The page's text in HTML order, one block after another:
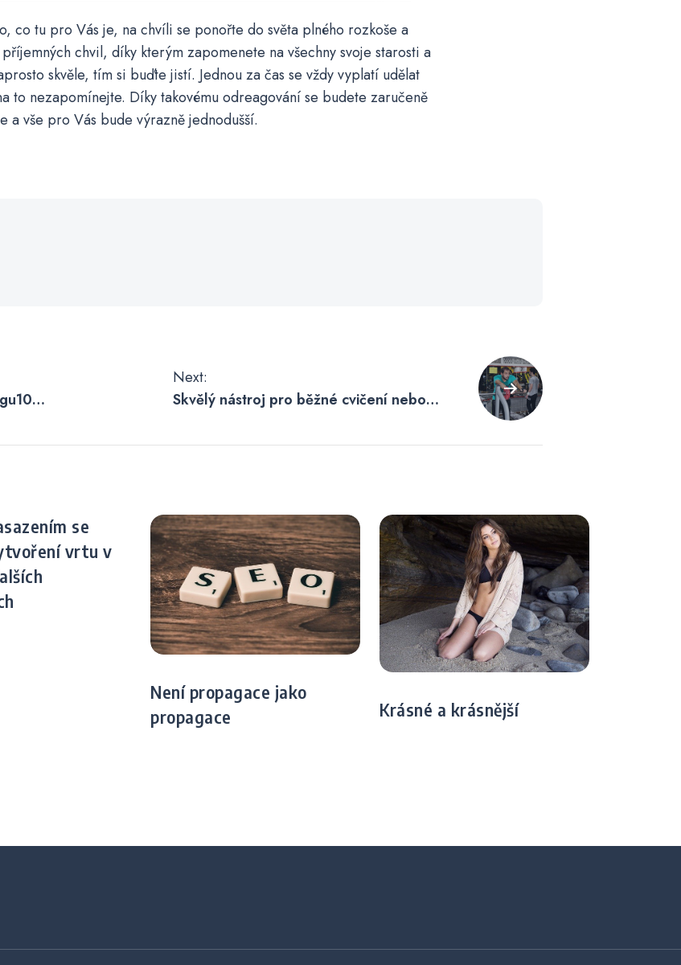
co tu pro Vás je, na chvíli se ponořte do světa plného rozkoše a
chvil, díky kterým zapomenete na všechny svoje starosti a
skvěle, tím si buďte jistí. Jednou za čas se vždy vyplatí udělat
to nezapomínejte. Díky takovému odreagování se budete zaručeně
a vše pro Vás bude výrazně jednodušší.
Next:
Skvělý nástroj pro běžné cvičení nebo
se
vrtu v
Není propagace jako
propagace
Krásné a krásnější